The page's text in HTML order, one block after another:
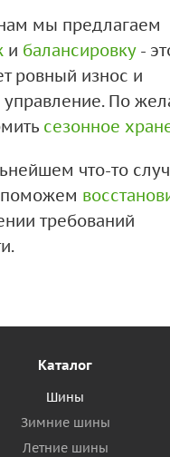
мы предлагаем
и балансировку-
ровный износ и
По
сезонное
что-то
требований
Каталог
Шины
Зимние шины
Летние шины